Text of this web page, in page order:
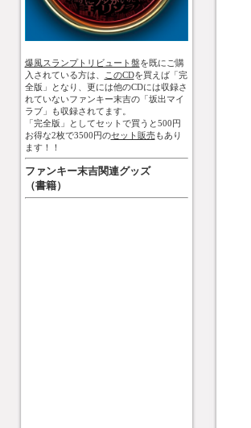
爆風スランプトリビュート盤を既にご購
入されている方は、
このCDを買えば「完
全版」となり、更には他のCDには収録さ
れていないファンキー末吉の「坂出マイ
ラブ」も収録されてます。
「完全版」としてセットで買うと500円
お得な2枚で3500円のセット販売もあり
ます！！
ファンキー末吉関連グッズ
（書籍）